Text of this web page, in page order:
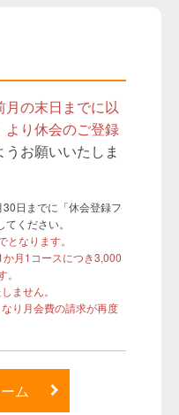
月の末日までに以
より休会のご登録
お願いいたしま
日までに「休会登録フ
ください。
なります。
月1コースにつき3,000
ません。
り月会費の請求が再度
ム